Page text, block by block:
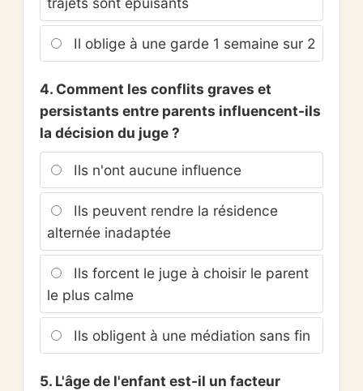
Il oblige à une garde 1 semaine sur 2
4. Comment les conflits graves et
persistants entre parents influencent-ils
la décision du juge ?
Ils n'ont aucune influence
Ils peuvent rendre la résidence
alternée inadaptée
Ils forcent le juge à choisir le parent
le plus calme
Ils obligent à une médiation sans fin
5. L'âge de l'enfant est-il un facteur